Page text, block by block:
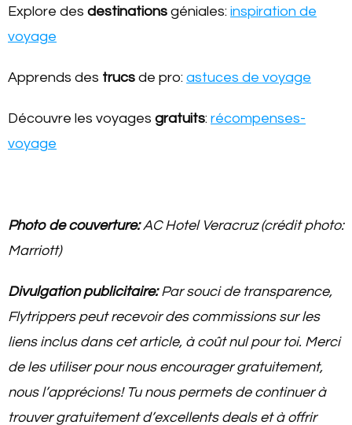
Explore des destinations géniales: inspiration de
voyage
Apprends des trucs de pro: astuces de voyage
Découvre les voyages gratuits: récompenses-
voyage
Photo de couverture:AC Hotel Veracruz (crédit photo:
Marriott)
Divulgation publicitaire:Par souci de transparence,
Flytrippers peut recevoir des commissions sur les
liens inclus dans cet article, à coût nul pour toi. Merci
de les utiliser pour nous encourager gratuitement,
nous l’apprécions! Tunous permets de continuer à
trouver gratuitement d’excellents deals et à offrir